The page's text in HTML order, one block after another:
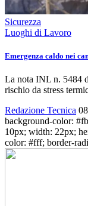
Sicurezza
Luoghi di Lavoro
Emergenza caldo nei
La nota INL n. 5484
rischio da stress
Redazione Tecnica
background-color:
10px; width: 22px;
color: #fff; border-